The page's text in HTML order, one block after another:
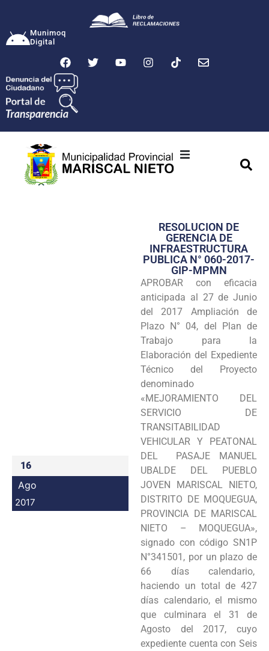
Munimoq
Digital
Transparencia
Seguridad
Programas
Intranet
16
Ago
2017
RESOLUCION DE
GERENCIA DE
INFRAESTRUCTURA
PUBLICA N° 060-2017-
GIP-MPMN
APROBAR con eficacia
anticipada al 27 de Junio
del 2017 Ampliación de
Plazo N° 04, del Plan de
Trabajo para la
Elaboración del Expediente
Técnico del Proyecto
denominado
«MEJORAMIENTO DEL
SERVICIO DE
TRANSITABILIDAD
VEHICULAR Y PEATONAL
DEL PASAJE MANUEL
UBALDE DEL PUEBLO
JOVEN MARISCAL NIETO,
DISTRITO DE MOQUEGUA,
PROVINCIA DE MARISCAL
NIETO – MOQUEGUA»,
signado con código SN1P
N°341501, por un plazo de
66 días calendario,
haciendo un total de 427
días calendario, el mismo
que culminara el 31 de
Agosto del 2017, cuyo
expediente cuenta con Seis